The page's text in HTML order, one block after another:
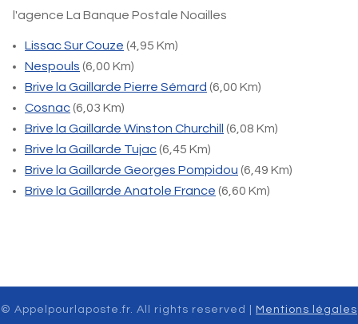
l'agence La Banque Postale Noailles
Lissac Sur Couze (4,95 Km)
Nespouls (6,00 Km)
Brive la Gaillarde Pierre Sémard (6,00 Km)
Cosnac(6,03 Km)
Brive la Gaillarde Winston Churchill
(6,08 Km)
Brive la Gaillarde Tujac(6,45 Km)
Brive la Gaillarde Georges Pompidou (6,49 Km)
Brive la Gaillarde Anatole France (6,60 Km)
© Appelpourlaposte.fr. All rights reserved | Mentions légales